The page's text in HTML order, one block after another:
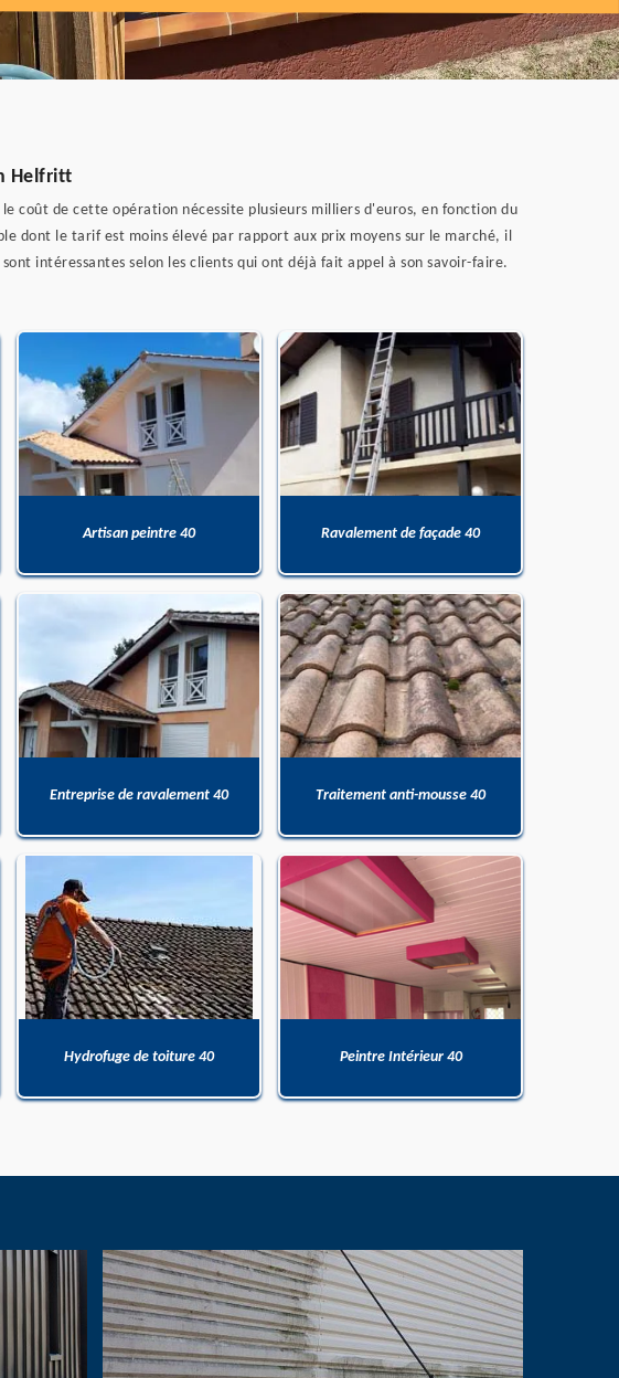
Helfritt
coût de cette opération nécessite plusieurs milliers d'euros, en fonction du
dont le tarif est moins élevé par rapport aux prix moyens sur le marché, il
intéressantes selon les clients qui ont déjà fait appel à son savoir-faire.
Artisan peintre 40 Ravalement de façade 40
Entreprise de ravalement 40 Traitement anti-mousse 40
Hydrofuge de toiture 40 Peintre Intérieur 40